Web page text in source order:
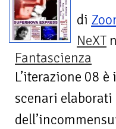
di
NeXT
Fantascienza
L’iterazione 08
scenari elaborati